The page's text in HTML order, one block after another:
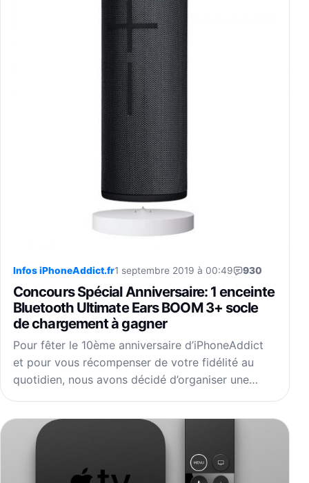
Infos iPhoneAddict.fr1 septembre 2019 à 00:49 930
Concours Spécial Anniversaire: 1 enceinte
Bluetooth Ultimate Ears BOOM 3+ socle
de chargement à gagner
Pour fêter le 10ème anniversaire d’iPhoneAddict
et pour vous récompenser de votre fidélité au
quotidien, nous avons décidé d’organiser une…